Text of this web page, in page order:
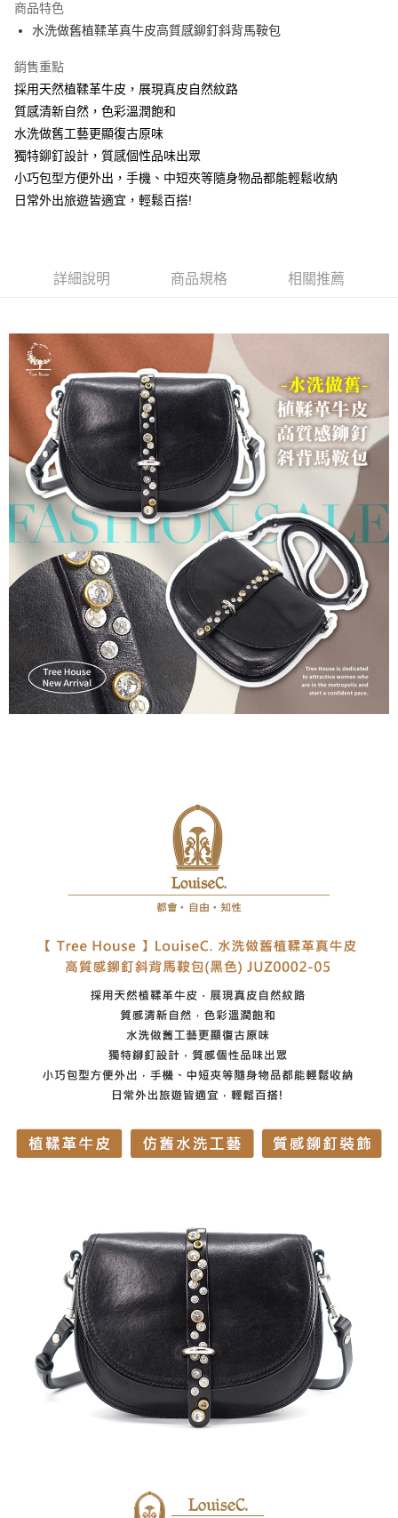
合作金庫商業銀行
華南商業銀行
彰化商業銀行
國泰世華商業銀行
臺灣中小企業銀行
台中商業銀行
匯豐（台灣）商業銀行
聯邦商業銀行
元大商業銀行
台新國際商業銀行
中國信託商業銀行
台灣樂天信用卡公司
6 期 0 利率 每期
華南商業銀行
上海商業儲蓄銀行
台北富邦商業銀行
國泰世華商業銀行
兆豐國際商業銀行
臺灣中小企業銀行
匯豐（台灣）商業銀行
聯邦商業銀行
元大商業銀行
永豐商業銀行
玉山商業銀行
Apple Pay
悠遊付
Google Pay
ATM付款
每筆NT$60，滿NT$1,000(含以上)免運費
每筆NT$60，滿NT$1,000(含以上)免運費
7-11取貨付款
每筆NT$60，滿NT$1,000(含以上)免運費
付款後7-11取貨
每筆NT$60，滿NT$1,000(含以上)免運費
宅配
每筆NT$80，滿NT$1,000(含以上)免運費
商品特色
水洗做舊植鞣革真牛皮高質感鉚釘斜背馬鞍包
銷售重點
採用天然植鞣革牛皮，展現真皮自然紋路
質感清新自然，色彩溫潤飽和
水洗做舊工藝更顯復古原味
獨特鉚釘設計，質感個性品味出眾
小巧包型方便外出，手機、中短夾等隨身物品都能輕鬆收納
日常外出旅遊皆適宜，輕鬆百搭!
詳細說明 商品規格 相關推薦